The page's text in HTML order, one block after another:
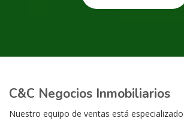
C&C Negocios Inmobiliarios
Nuestro equipo de ventas está